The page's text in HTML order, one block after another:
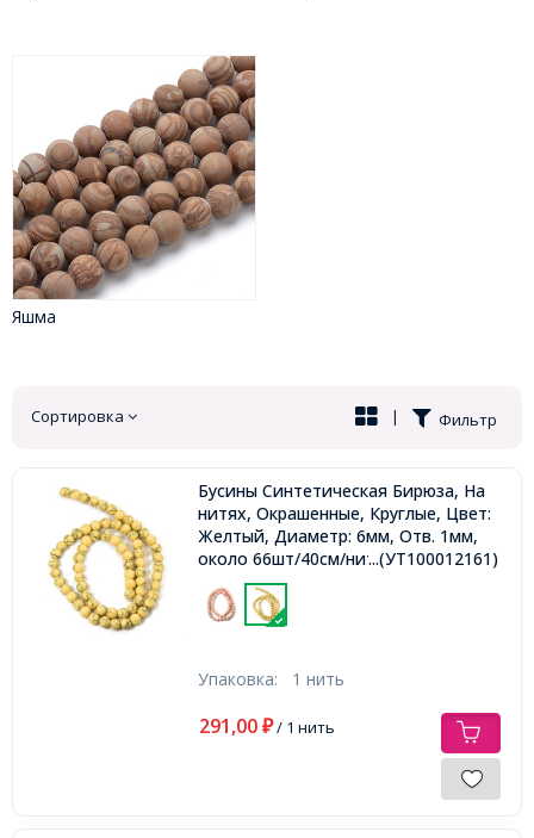
Яшма
Сортировка Фильтр
|
Бусины Синтетическая Бирюза, На
нитях, Окрашенные, Круглые, Цвет:
Желтый, Диаметр: 6мм, Отв. 1мм,
около 66шт/40см/нить,...(УТ100012161)
Упаковка: 1 нить
291,00 ₽/ 1 нить